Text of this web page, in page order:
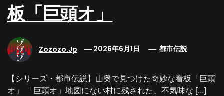
板「巨頭オ」
Zozozo.jp 2026年6月1日 都市伝説
【シリーズ・都市伝説】山奥で見つけた奇妙な看板「巨頭
オ」 「巨頭オ」地図にない村に残された、不気味な […]